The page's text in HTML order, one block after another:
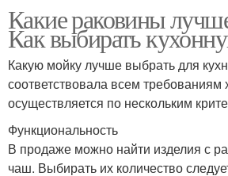
Какие раковины
Как выбирать
Какую мойку лучше выбрать для
соответствовала всем
осуществляется по нескольким
Функциональность
В продаже можно найти изделия с
чаш. Выбирать их количество